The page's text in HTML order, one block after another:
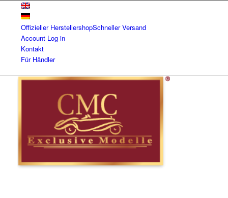
Offizieller HerstellershopSchneller Versand
Account Log in
Kontakt
Für Händler